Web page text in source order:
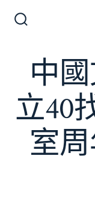
開
關中
立40
室